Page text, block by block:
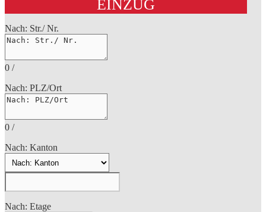
EINZUG
Nach: Str./ Nr.
0 /
Nach: PLZ/Ort
0 /
Nach: Kanton
Nach: Etage